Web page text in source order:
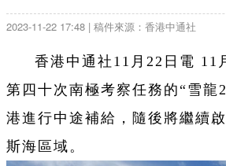
2023-11-22 17:48 | 稿件來源：香港中通社
香港中通社11月22日電 11
第四十次南極考察任務的“雪龍
港進行中途補給，隨後將繼續
斯海區域。